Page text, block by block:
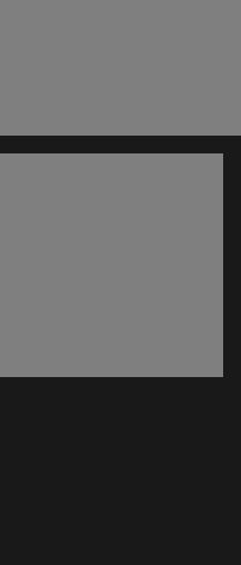
en nueva ventana)
nueva ventana)